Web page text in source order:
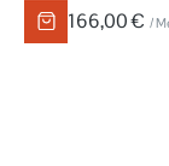
166,00 € /